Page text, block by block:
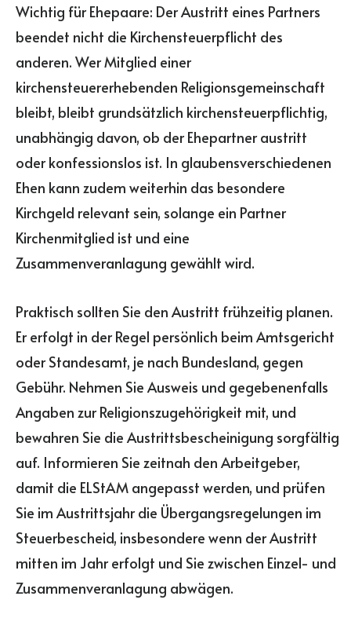
Wichtig für Ehepaare: Der Austritt eines Partners
beendet nicht die Kirchensteuerpflicht des
anderen. Wer Mitglied einer
kirchensteuererhebenden Religionsgemeinschaft
bleibt, bleibt grundsätzlich kirchensteuerpflichtig,
unabhängig davon, ob der Ehepartner austritt
oder konfessionslos ist. In glaubensverschiedenen
Ehen kann zudem weiterhin das besondere
Kirchgeld relevant sein, solange ein Partner
Kirchenmitglied ist und eine
Zusammenveranlagung gewählt wird.
Praktisch sollten Sie den Austritt frühzeitig planen.
Er erfolgt in der Regel persönlich beim Amtsgericht
oder Standesamt, je nach Bundesland, gegen
Gebühr. Nehmen Sie Ausweis und gegebenenfalls
Angaben zur Religionszugehörigkeit mit, und
bewahren Sie die Austrittsbescheinigung sorgfältig
auf. Informieren Sie zeitnah den Arbeitgeber,
damit die ELStAM angepasst werden, und prüfen
Sie im Austrittsjahr die Übergangsregelungen im
Steuerbescheid, insbesondere wenn der Austritt
mitten im Jahr erfolgt und Sie zwischen Einzel- und
Zusammenveranlagung abwägen.